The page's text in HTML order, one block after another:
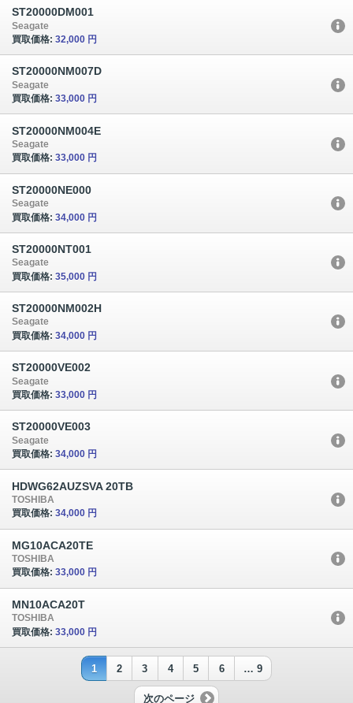
ST20000DM001
Seagate
買取価格: 32,000 円
ST20000NM007D
Seagate
買取価格: 33,000 円
ST20000NM004E
Seagate
買取価格: 33,000 円
ST20000NE000
Seagate
買取価格: 34,000 円
ST20000NT001
Seagate
買取価格: 35,000 円
ST20000NM002H
Seagate
買取価格: 34,000 円
ST20000VE002
Seagate
買取価格: 33,000 円
ST20000VE003
Seagate
買取価格: 34,000 円
HDWG62AUZSVA 20TB
TOSHIBA
買取価格: 34,000 円
MG10ACA20TE
TOSHIBA
買取価格: 33,000 円
MN10ACA20T
TOSHIBA
買取価格: 33,000 円
1 2 3 4 5 6 … 9
次のページ